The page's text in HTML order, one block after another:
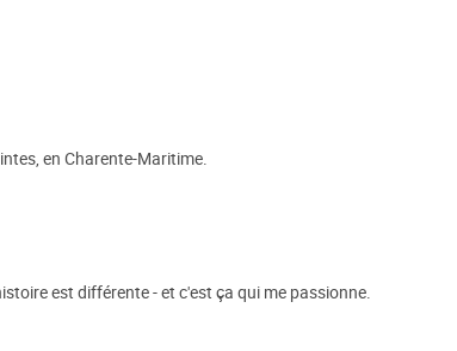
en Charente-Maritime.
est différente - et c'est ça qui me passionne.